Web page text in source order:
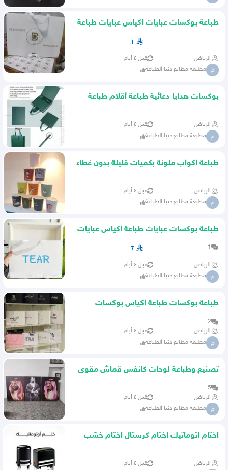
طباعة بوكسات عبايات اكياس عبايات طباعة
ستيكر كباعة اختام خشب
1
الرياض قبل ٤ أيام
م مطبعة مطابع دنيا الطباعة
بوكسات هدايا دعائية طباعة أقلام طباعة
الرياض قبل ٤ أيام
م مطبعة مطابع دنيا الطباعة
طباعة اكواب ملونة بكميات قليلة بدون غطاء
الرياض قبل ٤ أيام
م مطبعة مطابع دنيا الطباعة
طباعة بوكسات عبايات طباعة اكياس عبايات
طباعة ستيكر
1
7
الرياض قبل ٤ أيام
م مطبعة مطابع دنيا الطباعة
طباعة بوكسات طباعة اكياس بوكسات
2
الرياض
قبل ٤ أيام
م مطبعة مطابع دنيا الطباعة
تصنيع وطباعة لوحات كانفس قماش مقوى
5
الرياض
قبل ٤ أيام
م مطبعة مطابع دنيا الطباعة
اختام اتوماتيك اختام كرستال اختام خشب
الرياض قبل ٤ أيام